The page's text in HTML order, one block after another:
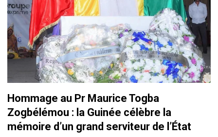
Hommage au Pr Maurice Togba
Zogbélémou : la Guinée célèbre la
mémoire d’un grand serviteur de l’État